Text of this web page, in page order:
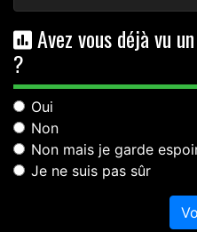
Avez vous déjà vu
?
Oui
Non
Non mais je garde
Je ne suis pas sûr